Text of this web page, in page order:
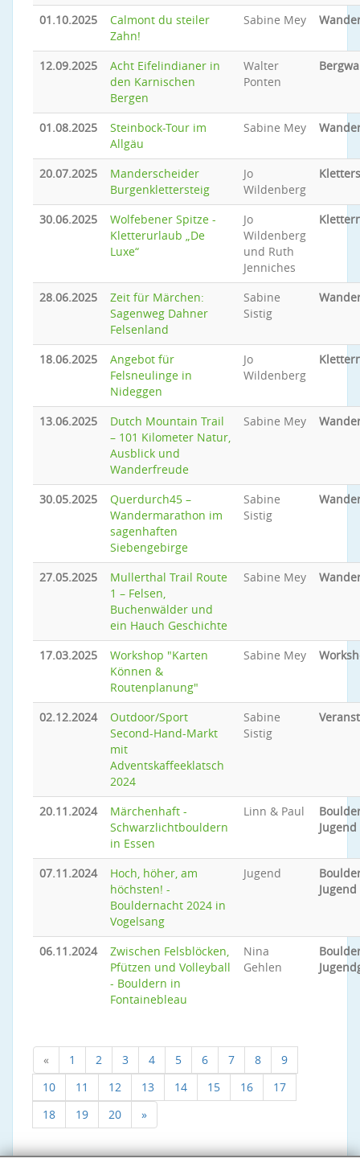
01.10.2025
Calmont du steiler
Zahn!
Sabine Mey
12.09.2025
Acht Eifelindianer in
den Karnischen
Bergen
Walter
Ponten
01.08.2025
Steinbock-Tour im
Allgäu
Sabine Mey
20.07.2025
Manderscheider
Burgenklettersteig
Jo
Wildenberg
30.06.2025
Wolfebener Spitze -
Kletterurlaub „De
Luxe“
Jo
Wildenberg
und Ruth
Jenniches
28.06.2025
Zeit für Märchen:
Sagenweg Dahner
Felsenland
Sabine
Sistig
18.06.2025
Angebot für
Felsneulinge in
Nideggen
Jo
Wildenberg
13.06.2025
Dutch Mountain Trail
– 101 Kilometer Natur,
Ausblick und
Wanderfreude
Sabine Mey
30.05.2025
Querdurch45 –
Wandermarathon im
sagenhaften
Siebengebirge
Sabine
Sistig
27.05.2025
Mullerthal Trail Route
1 – Felsen,
Buchenwälder und
ein Hauch Geschichte
Sabine Mey
17.03.2025
Workshop "Karten
Können &
Routenplanung"
Sabine Mey
02.12.2024
Outdoor/Sport
Second-Hand-Markt
mit
Adventskaffeeklatsch
2024
Sabine
Sistig
20.11.2024
Märchenhaft -
Schwarzlichtbouldern
in Essen
Linn & Paul
Jugend
07.11.2024
Hoch, höher, am
höchsten! -
Bouldernacht 2024 in
Vogelsang
Jugend
Jugend
06.11.2024
Zwischen Felsblöcken,
Pfützen und Volleyball
- Bouldern in
Fontainebleau
Nina
Gehlen
« 1 2 3 4 5 6 7 8
9
10
11 12 13 14 15 16
17
18
19 20 »